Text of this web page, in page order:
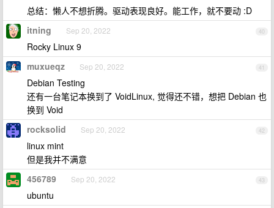
总结：懒人不想折腾。驱动表现良好。能工作，就不要动 :D
40
itning Sep 20, 2022
Rocky Linux 9
41
muxueqz Sep 20, 2022
Debian Testing
还有一台笔记本换到了 VoidLinux, 觉得还不错，想把 Debian 也
换到 Void
42
rocksolid Sep 20, 2022
linux mint
但是我并不满意
43
456789 Sep 20, 2022
ubuntu